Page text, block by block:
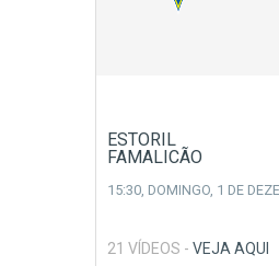
ESTORIL
FAMALICÃO
15:30, DOMINGO, 1 DE
21 VÍDEOS - VEJA AQUI